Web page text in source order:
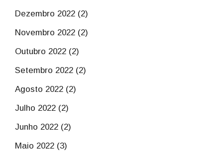
Dezembro 2022 (2)
Novembro 2022 (2)
Outubro 2022 (2)
Setembro 2022 (2)
Agosto 2022 (2)
Julho 2022 (2)
Junho 2022 (2)
Maio 2022 (3)